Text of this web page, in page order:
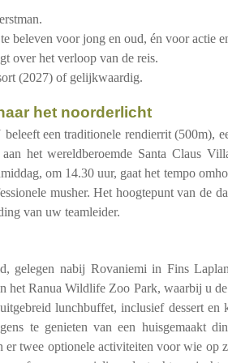
voor jong en oud, én voor actie
over het verloop van de reis.
(2027) of gelijkwaardig.
het noorderlicht
een traditionele rendierrit (500m),
het wereldberoemde Santa Claus
om 14.30 uur, gaat het tempo
musher. Het hoogtepunt van de
van uw teamleider.
nabij Rovaniemi in Fins
Ranua Wildlife Zoo Park, waarbij u de
lunchbuffet, inclusief dessert en
te genieten van een huisgemaakt
twee optionele activiteiten voor wie op